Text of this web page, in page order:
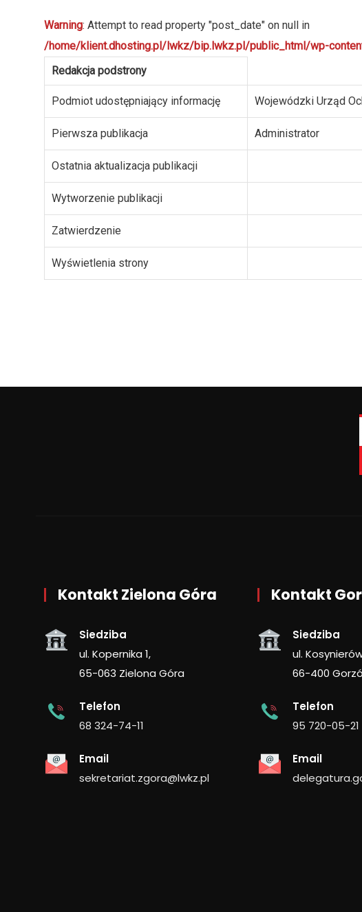
Warning: Attempt to read property "post_date" on null in
/home/klient.dhosting.pl/lwkz/bip.lwkz.pl/public_html/wp-
Redakcja podstrony
Podmiot udostępniający informację Wojewódzki Urząd
Pierwsza publikacja Administrator
Ostatnia aktualizacja publikacji
Wytworzenie publikacji
Zatwierdzenie
Wyświetlenia strony
Kontakt Zielona Góra
Siedziba
ul. Kopernika 1,
65-063 Zielona Góra
Telefon
68 324-74-11
Email
sekretariat.zgora@lwkz.pl
Kontakt
Siedziba
ul.
66-400
Telefon
95 720-05-21
Email